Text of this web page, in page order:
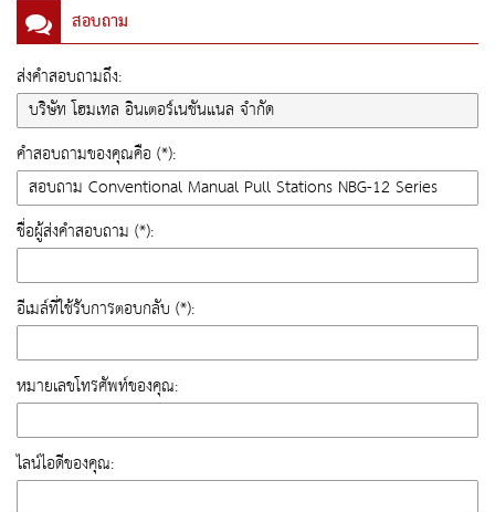
สอบถาม
ส่งคำสอบถามถึง:
คำสอบถามของคุณคือ (*):
ชื่อผู้ส่งคำสอบถาม (*):
อีเมล์ที่ใช้รับการตอบกลับ (*):
หมายเลขโทรศัพท์ของคุณ:
ไลน์ไอดีของคุณ: